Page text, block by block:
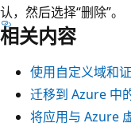
认，然后选择“删除”。
相关内容
使用自定义域和
迁移到 Azure 中
将应用与 Azure